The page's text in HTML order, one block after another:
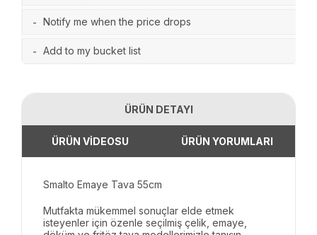
- Notify me when the price drops
- Add to my bucket list
ÜRÜN DETAYI
ÜRÜN VİDEOSU ÜRÜN YORUMLARI
Smalto Emaye Tava 55cm
Mutfakta mükemmel sonuçlar elde etmek
isteyenler için özenle seçilmiş çelik, emaye,